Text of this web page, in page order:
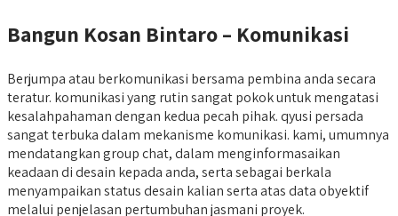
Bangun Kosan Bintaro – Komunikasi
Berjumpa atau berkomunikasi bersama pembina anda secara
teratur. komunikasi yang rutin sangat pokok untuk mengatasi
kesalahpahaman dengan kedua pecah pihak. qyusi persada
sangat terbuka dalam mekanisme komunikasi. kami, umumnya
mendatangkan group chat, dalam menginformasaikan
keadaan di desain kepada anda, serta sebagai berkala
menyampaikan status desain kalian serta atas data obyektif
melalui penjelasan pertumbuhan jasmani proyek.